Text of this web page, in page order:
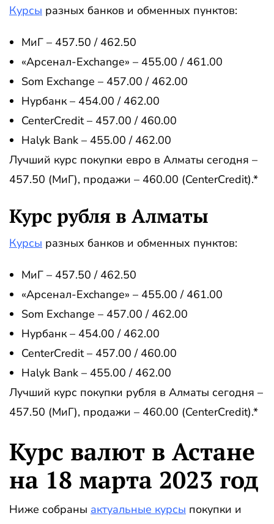
Курсы разных банков и обменных пунктов:
МиГ – 457.50 / 462.50
«Арсенал-Exchange» – 455.00 / 461.00
Som Exchange – 457.00 / 462.00
Нурбанк – 454.00 / 462.00
CenterCredit – 457.00 / 460.00
Halyk Bank – 455.00 / 462.00
Лучший курс покупки евро в Алматы сегодня –
457.50 (МиГ), продажи – 460.00 (CenterCredit).*
Курс рубля в Алматы
Курсы разных банков и обменных пунктов:
МиГ – 457.50 / 462.50
«Арсенал-Exchange» – 455.00 / 461.00
Som Exchange – 457.00 / 462.00
Нурбанк – 454.00 / 462.00
CenterCredit – 457.00 / 460.00
Halyk Bank – 455.00 / 462.00
Лучший курс покупки рубля в Алматы сегодня –
457.50 (МиГ), продажи – 460.00 (CenterCredit).*
Курс валют в Астане
на 18 марта 2023 год
Ниже собраны актуальные курсы покупки и